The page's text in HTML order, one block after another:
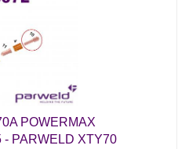
POWERMAX
PARWELD XTY70